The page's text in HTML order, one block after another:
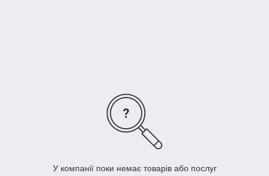
У компанії поки немає товарів або послуг